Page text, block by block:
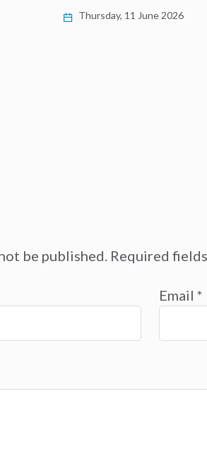
Wednesday, 10 June 2026
be published. Required
Email *